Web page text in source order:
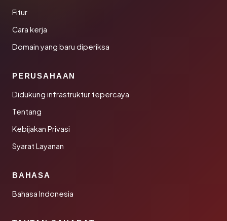
Fitur
Cara kerja
Domain yang baru diperiksa
PERUSAHAAN
Didukung infrastruktur tepercaya
Tentang
Kebijakan Privasi
Syarat Layanan
BAHASA
Bahasa Indonesia